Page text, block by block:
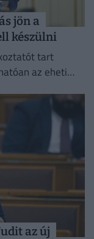
jön a
készülni
tart
az eheti
az új